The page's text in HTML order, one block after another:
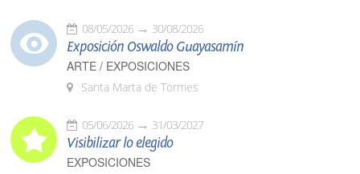
08/05/2026 30/08/2026
Exposición Oswaldo Guayasamín
ARTE / EXPOSICIONES
Santa Marta de Tormes
05/06/2026 31/03/2027
Visibilizar lo elegido
EXPOSICIONES